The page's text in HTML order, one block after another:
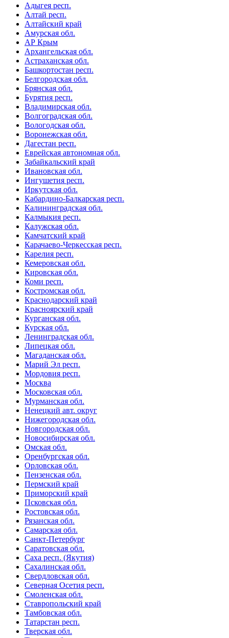
Адыгея респ.
Алтай респ.
Алтайский край
Амурская обл.
АР Крым
Архангельская обл.
Астраханская обл.
Башкортостан респ.
Белгородская обл.
Брянская обл.
Бурятия респ.
Владимирская обл.
Волгоградская обл.
Вологодская обл.
Воронежская обл.
Дагестан респ.
Еврейская автономная обл.
Забайкальский край
Ивановская обл.
Ингушетия респ.
Иркутская обл.
Кабардино-Балкарская респ.
Калининградская обл.
Калмыкия респ.
Калужская обл.
Камчатский край
Карачаево-Черкесская респ.
Карелия респ.
Кемеровская обл.
Кировская обл.
Коми респ.
Костромская обл.
Краснодарский край
Красноярский край
Курганская обл.
Курская обл.
Ленинградская обл.
Липецкая обл.
Магаданская обл.
Марий Эл респ.
Мордовия респ.
Москва
Московская обл.
Мурманская обл.
Ненецкий авт. округ
Нижегородская обл.
Новгородская обл.
Новосибирская обл.
Омская обл.
Оренбургская обл.
Орловская обл.
Пензенская обл.
Пермский край
Приморский край
Псковская обл.
Ростовская обл.
Рязанская обл.
Самарская обл.
Санкт-Петербург
Саратовская обл.
Саха респ. (Якутия)
Сахалинская обл.
Свердловская обл.
Северная Осетия респ.
Смоленская обл.
Ставропольский край
Тамбовская обл.
Татарстан респ.
Тверская обл.